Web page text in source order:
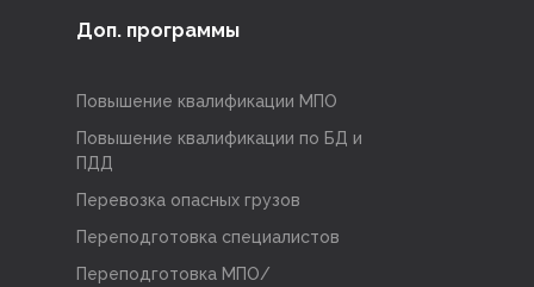
Доп. программы
Повышение квалификации МПО
Повышение квалификации по БД и
ПДД
Перевозка опасных грузов
Переподготовка специалистов
Переподготовка МПО/